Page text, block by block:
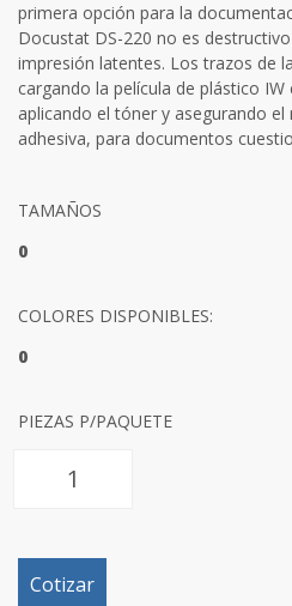
primera opción para la
Docustat DS-220 no es
impresión latentes. Los trazos de
cargando la película de plástico
aplicando el tóner y asegurando
adhesiva, para documentos
TAMAÑOS
0
COLORES DISPONIBLES:
0
PIEZAS P/PAQUETE
Cotizar